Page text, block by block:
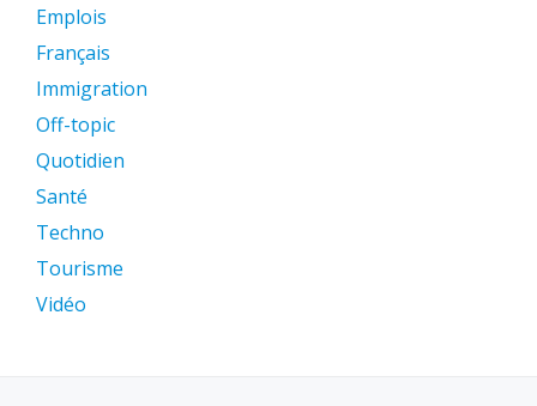
Emplois
Français
Immigration
Off-topic
Quotidien
Santé
Techno
Tourisme
Vidéo